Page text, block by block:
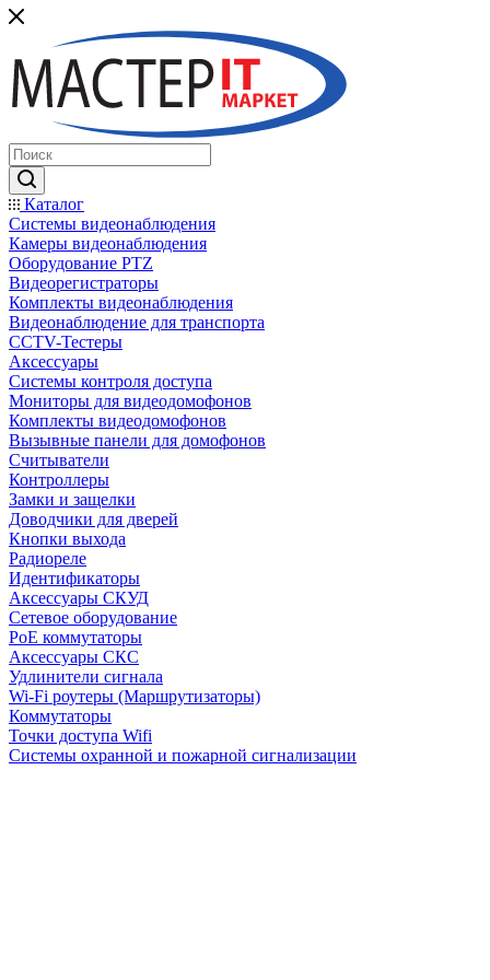
Каталог
Системы видеонаблюдения
Камеры видеонаблюдения
Оборудование PTZ
Видеорегистраторы
Комплекты видеонаблюдения
Видеонаблюдение для транспорта
CCTV-Тестеры
Аксессуары
Системы контроля доступа
Мониторы для видеодомофонов
Комплекты видеодомофонов
Вызывные панели для домофонов
Считыватели
Контроллеры
Замки и защелки
Доводчики для дверей
Кнопки выхода
Радиореле
Идентификаторы
Аксессуары СКУД
Сетевое оборудование
PoE коммутаторы
Аксессуары СКС
Удлинители сигнала
Wi-Fi роутеры (Маршрутизаторы)
Коммутаторы
Точки доступа Wifi
Системы охранной и пожарной сигнализации